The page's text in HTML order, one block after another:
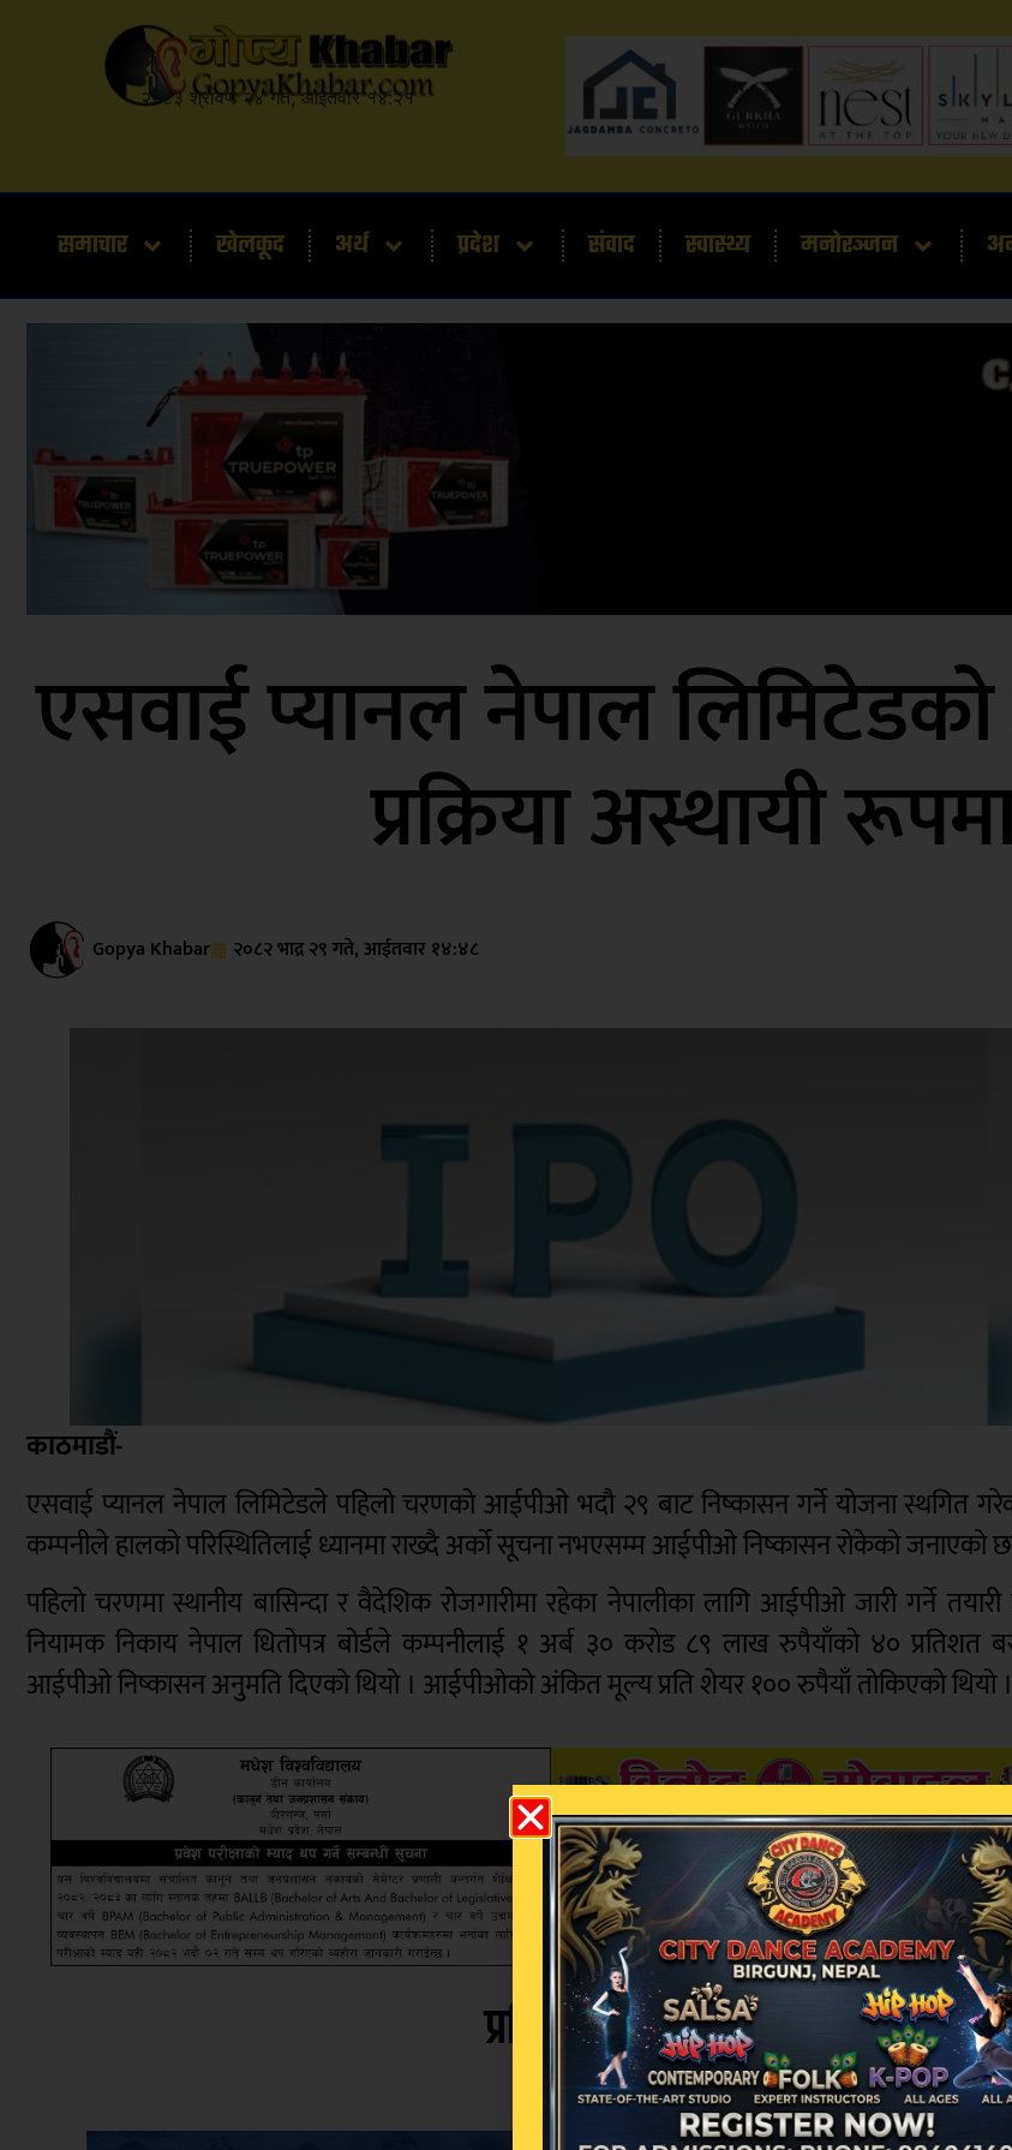
२०८३ श्रावण २४ गते, आईतवार १४:२१
समाचार खेलकूद अर्थ प्रदेश संवाद स्वास्थ्य मनोरञ्जन
एसवाई प्यानल नेपाल
प्रक्रिया अस्थायी
Gopya Khabar २०८२ भाद्र २९ गते, आईतवार १४:४८
काठमाडौं-
एसवाई प्यानल नेपाल लिमिटेडले पहिलो चरणको आईपीओ भदौ २९ बाट निष्कासन गर्ने योजना स्थगित
कम्पनीले हालको परिस्थितिलाई ध्यानमा राख्दै अर्को सूचना नभएसम्म आईपीओ निष्कासन रोकेको जनाएको
पहिलो चरणमा स्थानीय बासिन्दा र वैदेशिक रोजगारीमा रहेका नेपालीका लागि आईपीओ जारी गर्ने तयारी
नियामक निकाय नेपाल धितोपत्र बोर्डले कम्पनीलाई १ अर्ब ३० करोड ८९ लाख रुपैयाँको ४० प्रतिशत
आईपीओ निष्कासन अनुमति दिएको थियो । आईपीओको अंकित मूल्य प्रति शेयर १०० रुपैयाँ तोकिएको थियो ।
प्रतिक्रिया